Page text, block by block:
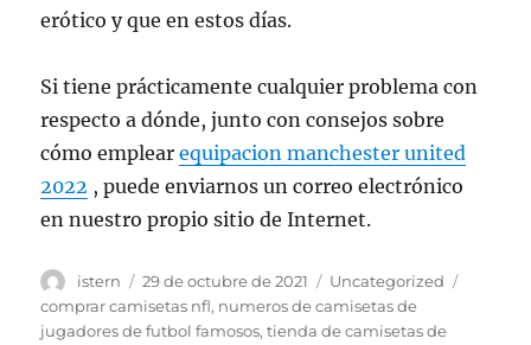
erótico y que en estos días.
Si tiene prácticamente cualquier problema con
respecto a dónde, junto con consejos sobre
cómo emplearequipacion manchester united
2022 , puede enviarnos un correo electrónico
en nuestro propio sitio de Internet.
Autor
istern
Publicado
el
29 de octubre de 2021 Categorías
Uncategorized
comprar camisetas nfl, numeros de camisetas de
jugadores de futbol famosos,tienda de camisetas de